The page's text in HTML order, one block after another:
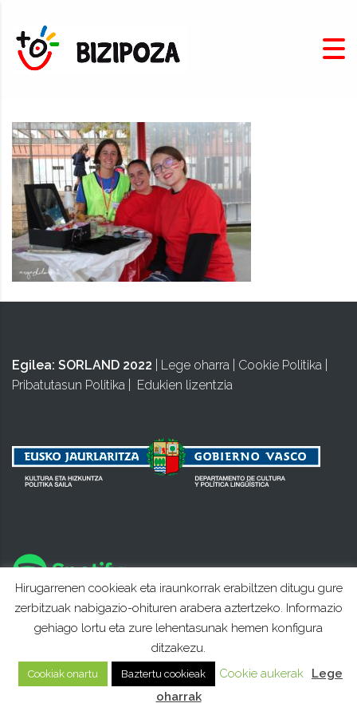
Egilea: SORLAND 2022 Lege oharra Cookie Politika
Pribatutasun Politika
Edukien lizentzia
Hirugarrenen cookieak eta iraunkorrak erabiltzen ditugu gure
zerbitzuak nabigazio-ohituren arabera aztertzeko. Informazio
gehiago lortu eta zure lehentasunak hemen konfigura
ditzakezu.
Cookiak onartu Baztertu cookieak Cookie aukerak
Lege
oharrak